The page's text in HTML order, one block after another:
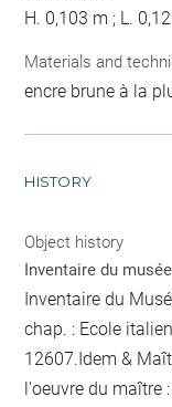
H. 0,103 m ; L.
Materials and
encre brune à la
HISTORY
Object history
Inventaire du
Inventaire du
chap. : Ecole
12607.Idem &
l'oeuvre du maître